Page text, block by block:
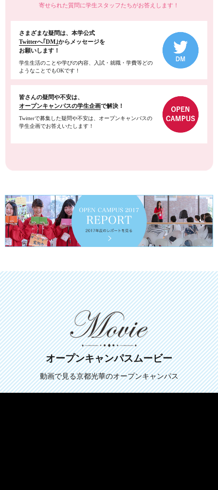
寄せられた質問に学生スタッフたちがお答えします！
さまざまな疑問は、本学公式
Twitterへ｢DM｣からメッセージを
お願いします！
学生生活のことや学びの内容、入試・就職・学費等どの
ようなことでもOKです！
皆さんの疑問や不安は、
オープンキャンパスの学生企画で解決！
Twitterで募集した疑問や不安は、オープンキャンパスの
学生企画でお答えいたします！
オープンキャンパスムービー
動画で見る京都光華のオープンキャンパス